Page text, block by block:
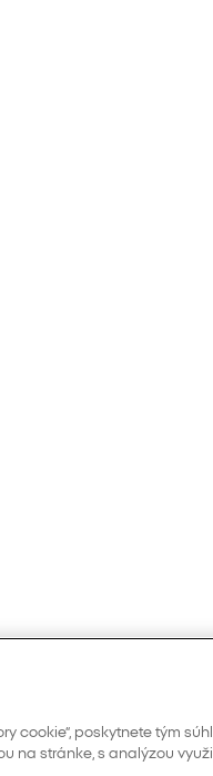
cookie“, poskytnete tým
na stránke, s analýzou